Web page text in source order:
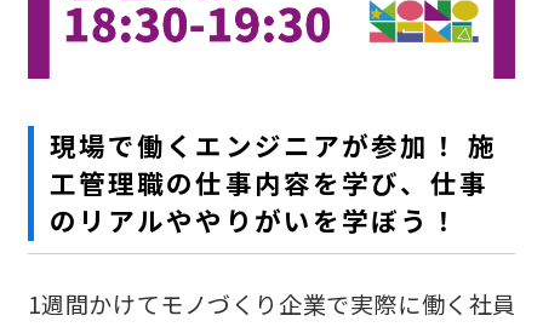
現場で働くエンジニアが参加！ 施
工管理職の仕事内容を学び、仕事
のリアルややりがいを学ぼう！
1週間かけてモノづくり企業で実際に働く社員